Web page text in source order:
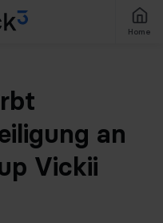
Home
an
Vickii